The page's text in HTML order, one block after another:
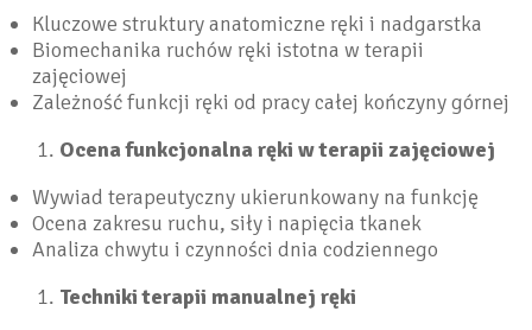
Kluczowe struktury anatomiczne ręki i nadgarstka
Biomechanika ruchów ręki istotna w terapii
zajęciowej
Zależność funkcji ręki od pracy całej kończyny górnej
Ocena funkcjonalna ręki w terapii zajęciowej
Wywiad terapeutyczny ukierunkowany na funkcję
Ocena zakresu ruchu, siły i napięcia tkanek
Analiza chwytu i czynności dnia codziennego
Techniki terapii manualnej ręki